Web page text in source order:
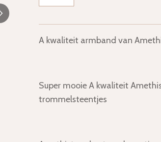
A kwaliteit armband van
Super mooie A kwaliteit
trommelsteentjes